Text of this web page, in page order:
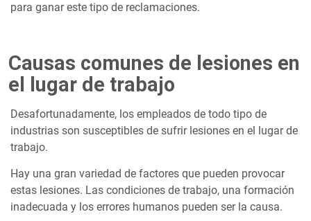
para ganar este tipo de reclamaciones.
Causas comunes de lesiones en
el lugar de trabajo
Desafortunadamente, los empleados de todo tipo de
industrias son susceptibles de sufrir lesiones en el lugar de
trabajo.
Hay una gran variedad de factores que pueden provocar
estas lesiones. Las condiciones de trabajo, una formación
inadecuada y los errores humanos pueden ser la causa.